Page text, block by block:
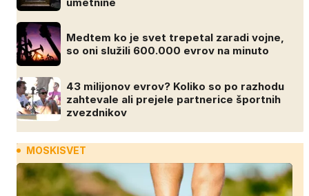
Medtem ko je svet trepetal zaradi vojne,
so oni služili 600.000 evrov na minuto
43 milijonov evrov? Koliko so po razhodu
zahtevale ali prejele partnerice športnih
zvezdnikov
MOSKISVET